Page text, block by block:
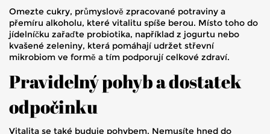
Omezte cukry, průmyslově zpracované potraviny a
přemíru alkoholu, které vitalitu spíše berou. Místo toho do
jídelníčku zařaďte probiotika, například z jogurtu nebo
kvašené zeleniny, která pomáhají udržet střevní
mikrobiom ve formě a tím podporují celkové zdraví.
Pravidelný pohyb a dostatek
odpočinku
Vitalita se také buduje pohybem. Nemusíte hned do